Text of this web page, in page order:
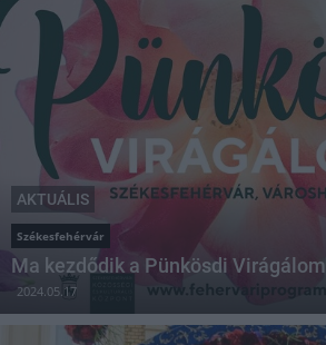
AKTUÁLIS
Székesfehérvár
Ma kezdődik a Pünkösdi Virágálom
2024.05.17